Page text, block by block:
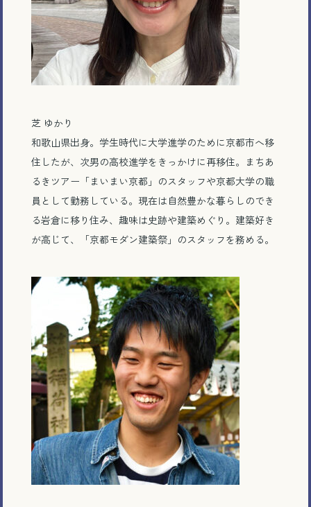
とじる
芝 ゆかり
和歌山県出身。学生時代に大学進学のために京都市へ移
住したが、次男の高校進学をきっかけに再移住。まちあ
るきツアー「まいまい京都」のスタッフや京都大学の職
員として勤務している。現在は自然豊かな暮らしのでき
る岩倉に移り住み、趣味は史跡や建築めぐり。建築好き
が高じて、「京都モダン建築祭」のスタッフを務める。